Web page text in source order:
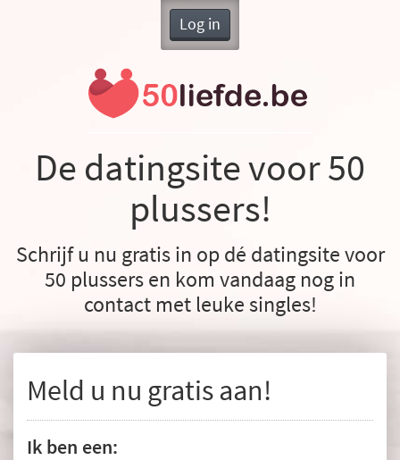
Log in
De datingsite voor 50
plussers!
Schrijf u nu gratis in op dé datingsite voor
50 plussers en kom vandaag nog in
contact met leuke singles!
Meld u nu gratis aan!
Ik ben een: